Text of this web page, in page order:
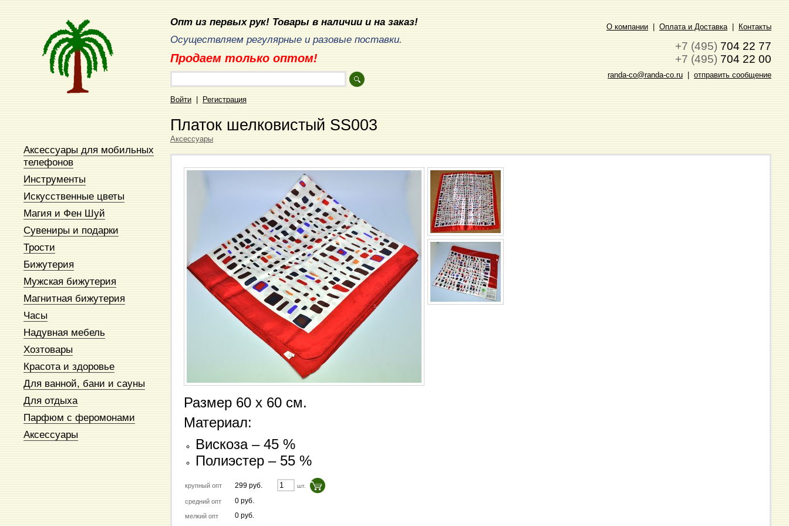
Аксессуары для мобильных
телефонов
Инструменты
Искусственные цветы
Магия и Фен Шуй
Сувениры и подарки
Трости
Бижутерия
Мужская бижутерия
Магнитная бижутерия
Часы
Надувная мебель
Хозтовары
Красота и здоровье
Для ванной, бани и сауны
Для отдыха
Парфюм с феромонами
Аксессуары
Опт из первых рук! Товары в наличии и на заказ!
Осуществляем регулярные и разовые поставки.
Продаем только оптом!
Войти Регистрация
О компании Оплата и Доставка| Контакты
+7 (495) 704 22 77
+7 (495) 704 22 00
randa-co@randa-co.ru отправить сообщение
Платок шелковистый SS003
Аксессуары
Размер 60 х 60 см.
Материал:
Вискоза – 45 %
Полиэстер – 55 %
крупный опт 299 руб. шт.
средний опт 0 руб.
мелкий опт 0 руб.